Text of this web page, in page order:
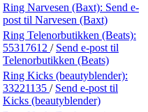
Ring Narvesen (Baxt): Send e-
post til Narvesen (Baxt)
Ring Telenorbutikken (Beats):
55317612 / Send e-post til
Telenorbutikken (Beats)
Ring Kicks (beautyblender):
33221135 / Send e-post til
Kicks (beautyblender)